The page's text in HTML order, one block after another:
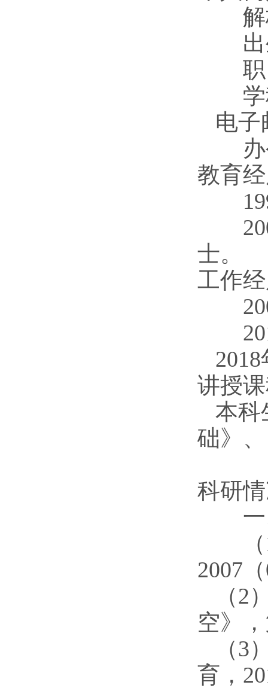
解
出
职
学科
电子
办
教育
士。
工作
讲授
本科
础》
科研
一
（
2007
（2
空》
（3
育，